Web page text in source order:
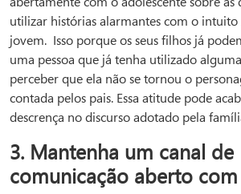
utilizar histórias alarmantes com o intuito
jovem. Isso porque os seus filhos já
uma pessoa que já tenha utilizado
perceber que ela não se tornou o
contada pelos pais. Essa atitude pode
descrença no discurso adotado pela
3. Mantenha um canal de
comunicação aberto